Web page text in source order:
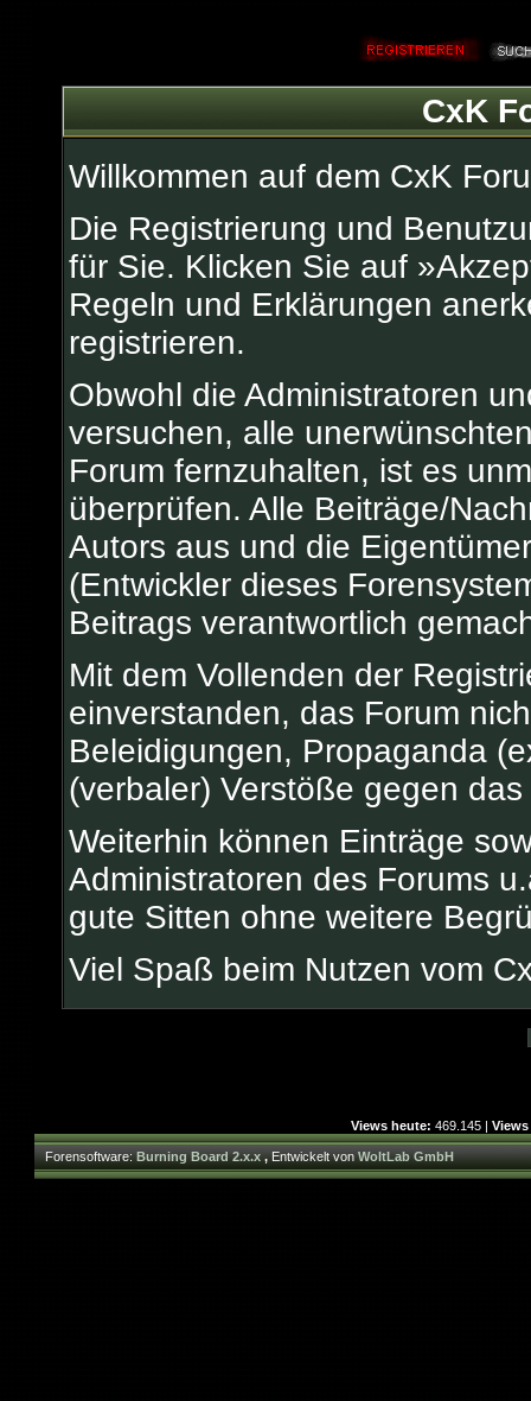
CxK
Willkommen auf dem CxK
Die Registrierung und
für Sie. Klicken Sie auf
Regeln und Erklärungen
registrieren.
Obwohl die Administratoren
versuchen, alle
Forum fernzuhalten, ist es
überprüfen. Alle Beiträge/
Autors aus und die
(Entwickler dieses
Beitrags verantwortlich
Mit dem Vollenden der
einverstanden, das Forum
Beleidigungen, Propaganda
(verbaler) Verstöße gegen
Weiterhin können Einträge
Administratoren des Forums
gute Sitten ohne weitere
Viel Spaß beim Nutzen vom
Views heute: 469.145 |
Forensoftware:Burning Board 2.x.x,Entwickelt vonWoltLab GmbH